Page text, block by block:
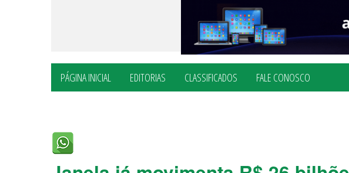
PÁGINA INICIAL EDITORIAS CLASSIFICADOS FALE CONOSCO